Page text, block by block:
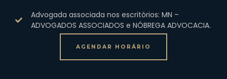
Advogada associada nos escritórios: MN –
ADVOGADOS ASSOCIADOS e NÓBREGA ADVOCACIA.
AGENDAR HORÁRIO